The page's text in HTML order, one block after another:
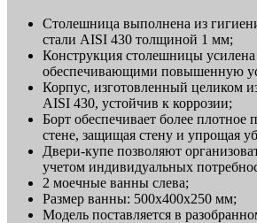
Столешница выполнена из
стали AISI 430 толщиной 1 мм;
Конструкция столешницы усилена
обеспечивающими повышенную
Корпус, изготовленный целиком
AISI 430, устойчив к коррозии;
Борт обеспечивает более плотное
стене, защищая стену и упрощая
Двери-купе позволяют
учетом индивидуальных
2 моечные ванны слева;
Размер ванны: 500х400х250 мм;
Модель поставляется в